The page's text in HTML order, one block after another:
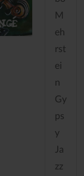
M
eh
rst
ei
n
Gy
ps
y
Ja
zz